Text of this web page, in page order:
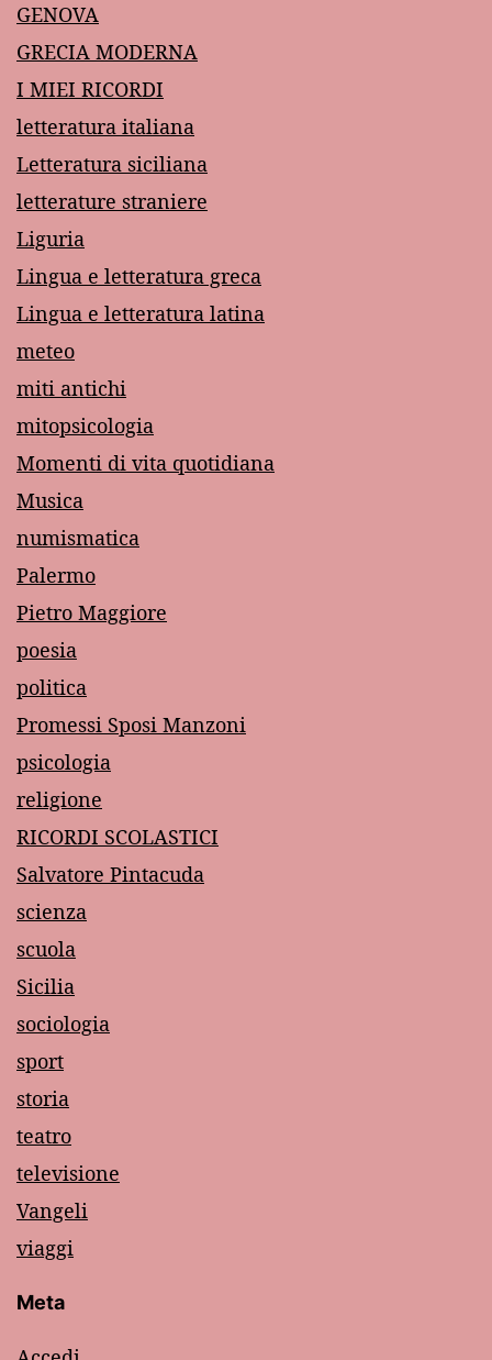
GENOVA
GRECIA MODERNA
I MIEI RICORDI
letteratura italiana
Letteratura siciliana
letterature straniere
Liguria
Lingua e letteratura greca
Lingua e letteratura latina
meteo
miti antichi
mitopsicologia
Momenti di vita quotidiana
Musica
numismatica
Palermo
Pietro Maggiore
poesia
politica
Promessi Sposi Manzoni
psicologia
religione
RICORDI SCOLASTICI
Salvatore Pintacuda
scienza
scuola
Sicilia
sociologia
sport
storia
teatro
televisione
Vangeli
viaggi
Meta